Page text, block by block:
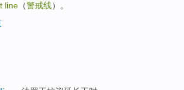
line （警戒线）。